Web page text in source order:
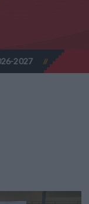
Nota Informativa